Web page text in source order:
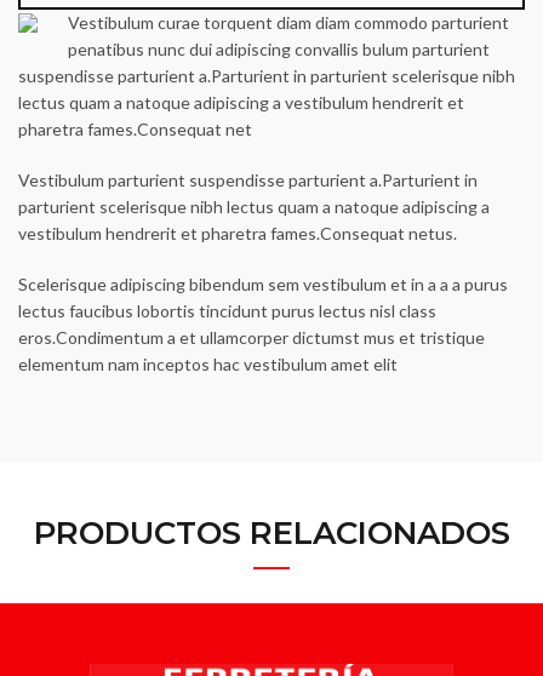
Vestibulum curae torquent diam diam commodo parturient
penatibus nunc dui adipiscing convallis bulum parturient
suspendisse parturient a.Parturient in parturient scelerisque nibh
lectus quam a natoque adipiscing a vestibulum hendrerit et
pharetra fames.Consequat net
Vestibulum parturient suspendisse parturient a.Parturient in
parturient scelerisque nibh lectus quam a natoque adipiscing a
vestibulum hendrerit et pharetra fames.Consequat netus.
Scelerisque adipiscing bibendum sem vestibulum et in a a a purus
lectus faucibus lobortis tincidunt purus lectus nisl class
eros.Condimentum a et ullamcorper dictumst mus et tristique
elementum nam inceptos hac vestibulum amet elit
PRODUCTOS RELACIONADOS